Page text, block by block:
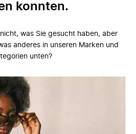
konnten.
was Sie gesucht haben, aber
anderes in unseren Marken und
unten?